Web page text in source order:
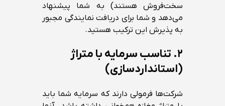
سخت‌فروش هستند) به شما پیشنهاد
می‌دهد و شما برای دریافت نمایندگی مجبور
به پذیرش این ترکیب هستید.
۲. تناسب سرمایه با متراژ
(استانداردسازی)
شرکت‌ها فرمولی دارند که سرمایه شما باید